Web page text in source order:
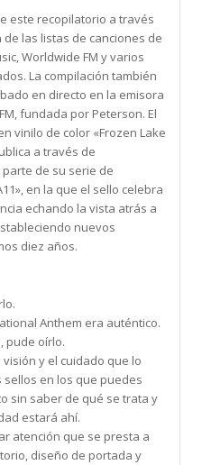
este recopilatorio a través
las listas de canciones de
Worldwide FM y varios
La compilación también
en directo en la emisora
fundada por Peterson. El
vinilo de color «Frozen Lake
a través de
de su serie de
en la que el sello celebra
echando la vista atrás a
nuevos
diez años.
Anthem era auténtico.
pude oírlo.
y el cuidado que lo
en los que puedes
sin saber de qué se trata y
estará ahí.
atención que se presta a
diseño de portada y